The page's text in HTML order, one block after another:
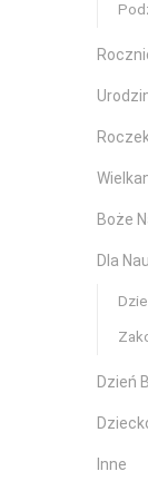
Roczek
Boże
Dla
Dzień
Inne